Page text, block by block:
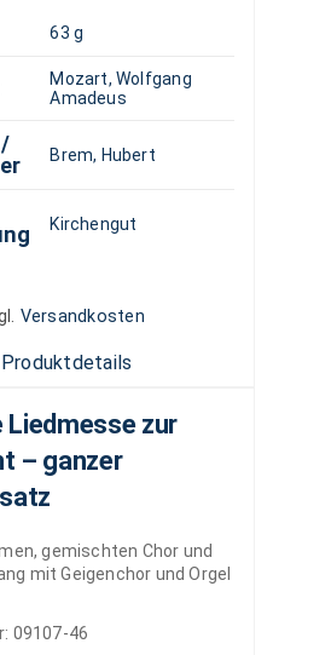
63 g
Mozart, Wolfgang
Amadeus
Brem, Hubert
Kirchengut
Versandkosten
Produktdetails
Liedmesse zur
– ganzer
gemischten Chor und
mit Geigenchor und Orgel
09107-46